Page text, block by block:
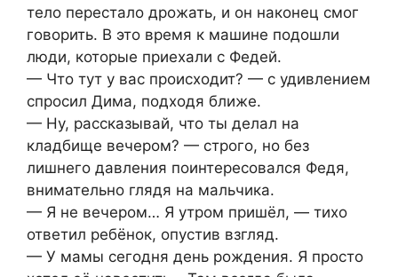
тело перестало дрожать, и он наконец смог
говорить. В это время к машине подошли
люди, которые приехали с Федей.
— Что тут у вас происходит? — с удивлением
спросил Дима, подходя ближе.
— Ну, рассказывай, что ты делал на
кладбище вечером? — строго, но без
лишнего давления поинтересовался Федя,
внимательно глядя на мальчика.
— Я не вечером… Я утром пришёл, — тихо
ответил ребёнок, опустив взгляд.
— У мамы сегодня день рождения. Я просто